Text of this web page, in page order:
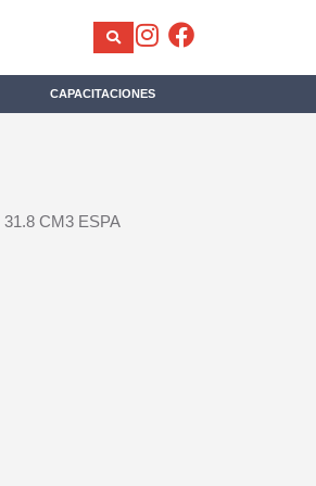
CAPACITACIONES
CM3 ESPA